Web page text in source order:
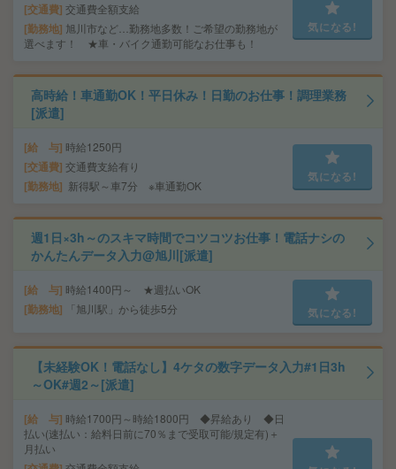
交通費 交通費全額支給
勤務地 旭川市など…勤務地多数！ご希望の勤務地が
選べます！ ★車・バイク通勤可能なお仕事も！
気になる!
高時給！車通勤OK！平日休み！日勤のお仕事！調理業務
[派遣]
給 与 時給1250円
交通費 交通費支給有り
勤務地 新得駅～車7分 ※車通勤OK
気になる!
週1日×3h～のスキマ時間でコツコツお仕事！電話ナシの
かんたんデータ入力@旭川[派遣]
給 与 時給1400円～ ★週払いOK
勤務地 「旭川駅」から徒歩5分 気になる!
【未経験OK！電話なし】4ケタの数字データ入力#1日3h
～OK#週2～[派遣]
給 与 時給1700円～時給1800円 ◆昇給あり ◆日
払い(速払い：給料日前に70％まで受取可能/規定有)＋
月払い